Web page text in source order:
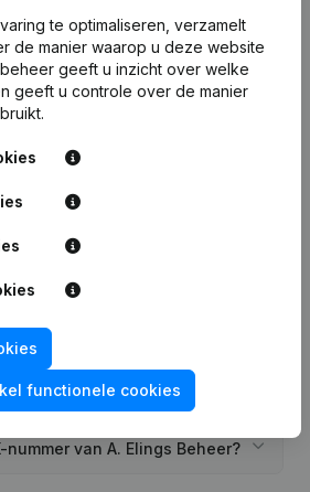
van A. Elings
427.047
0
nummer van A. Elings Beheer?
te optimaliseren, verzamelt
de manier waarop u deze website
geeft u inzicht over welke
geeft u controle over de manier
functionele cookies